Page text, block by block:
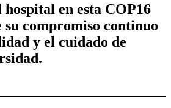
en esta COP16
su compromiso continuo
y el cuidado de